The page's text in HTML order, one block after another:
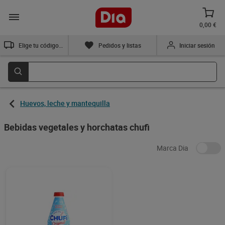
0,00 €
Pedidos y listas Iniciar sesión
Huevos, leche y mantequilla
Bebidas vegetales y horchatas chufi
Marca Dia